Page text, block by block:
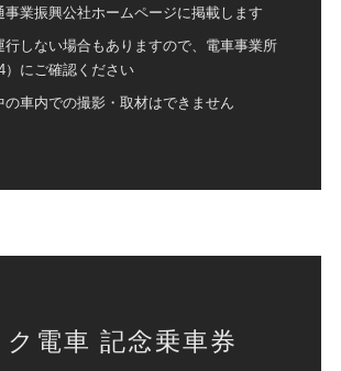
事業振興公社ホームページに掲載します
行しない場合もありますので、電車事業所
）にご確認ください
の車内での撮影・取材はできません
ク電車 記念乗車券